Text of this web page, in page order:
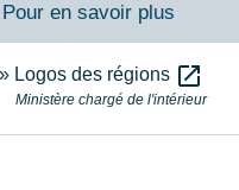
Pour en savoir plus
Logos des régions open_in_new
Ministère chargé de l'intérieur